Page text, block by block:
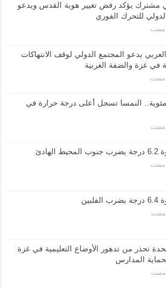
مشترك يؤكد رفض تغيير هوية القدس ويدعو
للتحرك الفوري
يدعو المجتمع الدولي لوقف الانتهاكات
في غزة والضفة الغربية
مئوية.. النمسا تسجل أعلى درجة حرارة في
الهادئ
مضت
تحذر من تدهور الأوضاع التعليمية في غزة
المدارس
مضت